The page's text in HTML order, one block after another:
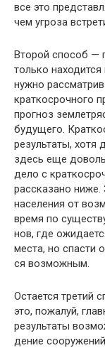
все это
чем угроза
Второй способ —
только
нужно
краткосрочного
прогноз
будущего.
ре­зультаты, хотя
здесь еще
дело с
расска­зано
насе­ления от
время по
нов, где
места, но спасти
ся возможным.
Остается третий
это, пожалуй,
результаты
дение